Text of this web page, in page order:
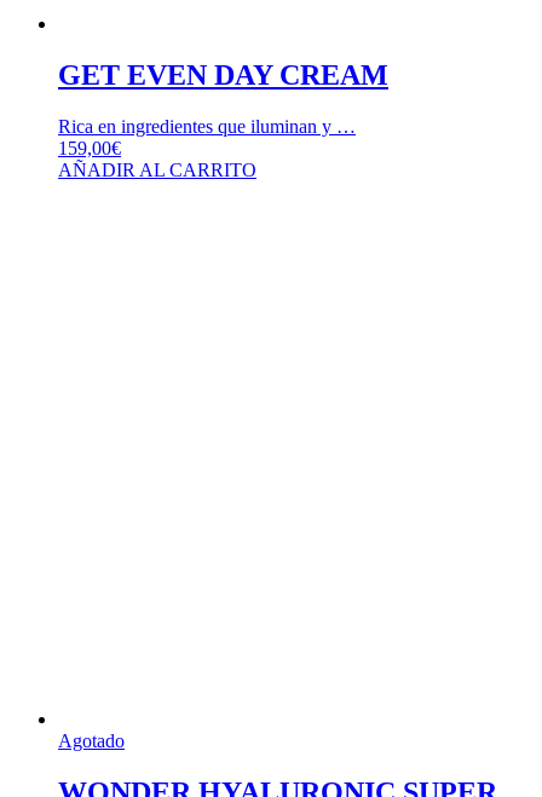
GET EVEN DAY CREAM
Rica en ingredientes que iluminan y …
159,00€
AÑADIR AL CARRITO
Agotado